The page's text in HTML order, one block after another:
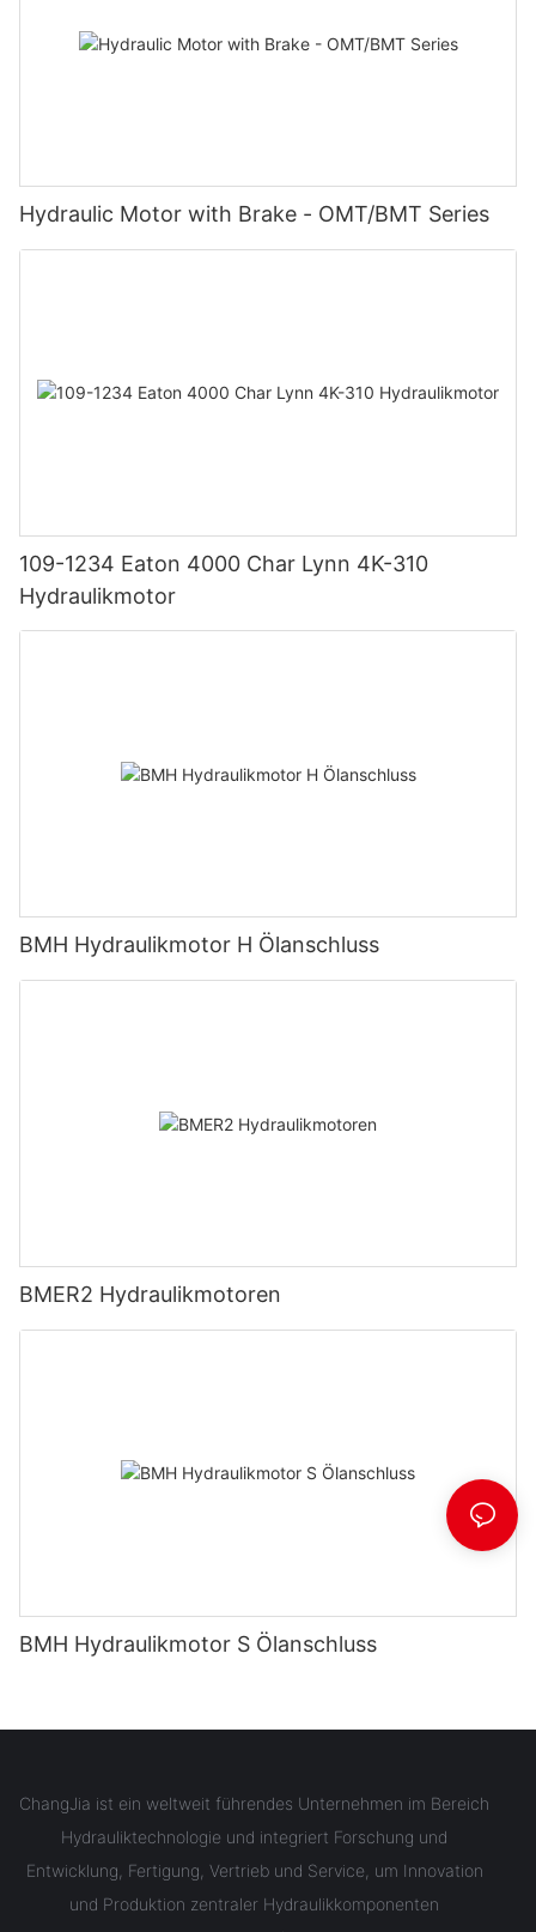
Hydraulic Motor with Brake - OMT/BMT Series
109-1234 Eaton 4000 Char Lynn 4K-310
Hydraulikmotor
BMH Hydraulikmotor H Ölanschluss
BMER2 Hydraulikmotoren
BMH Hydraulikmotor S Ölanschluss
ChangJia ist ein weltweit führendes Unternehmen im Bereich
Hydrauliktechnologie und integriert Forschung und
Entwicklung, Fertigung, Vertrieb und Service, um Innovation
und Produktion zentraler Hydraulikkomponenten